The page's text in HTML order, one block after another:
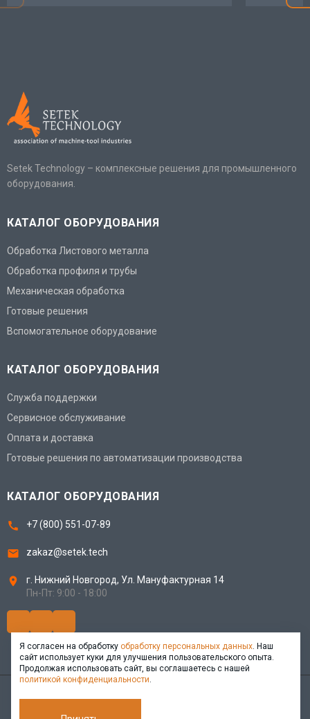
Setek Technology – комплексные решения для промышленного
оборудования.
КАТАЛОГ ОБОРУДОВАНИЯ
Обработка Листового металла
Обработка профиля и трубы
Механическая обработка
Готовые решения
Вспомогательное оборудование
КАТАЛОГ ОБОРУДОВАНИЯ
Служба поддержки
Сервисное обслуживание
Оплата и доставка
Готовые решения по автоматизации производства
КАТАЛОГ ОБОРУДОВАНИЯ
+7 (800) 551-07-89
zakaz@setek.tech
г. Нижний Новгород, Ул. Мануфактурная 14
Пн-Пт: 9:00 - 18:00
© 2025 Setek Technology. Все права защищены.
Я согласен на обработку обработку персональных данных. Наш
сайт использует куки для улучшения пользовательского опыта.
Продолжая использовать сайт, вы соглашаетесь с нашей
политикой конфиденциальности.